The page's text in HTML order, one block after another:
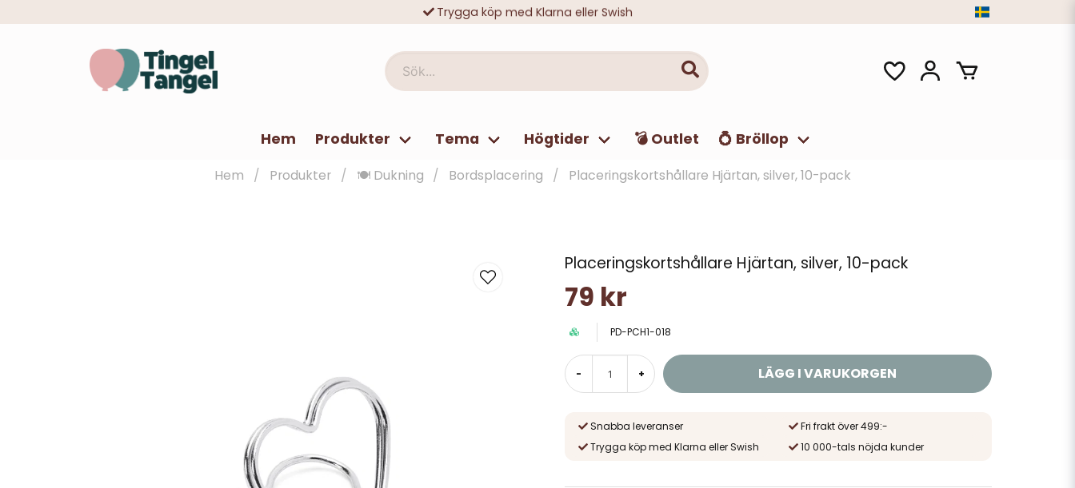
Trygga köp med Klarna eller Swish
Sök...
Hem Produkter Tema Högtider 💣 Outlet 💍 Bröllop
Hem Produkter 🍽️ Dukning Bordsplacering Placeringskortshållare Hjärtan, silver, 10-pack
Placeringskortshållare Hjärtan, silver, 10-pack
79 kr
PD-PCH1-018
- + LÄGG I VARUKORGEN
Snabba leveranser
Fri frakt över 499:-
Trygga köp med Klarna eller Swish
10 000-tals nöjda kunder